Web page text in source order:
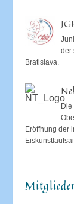
der
Bratislava.
Eröffnung der